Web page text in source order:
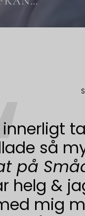
innerligt
så
på
helg &
mig